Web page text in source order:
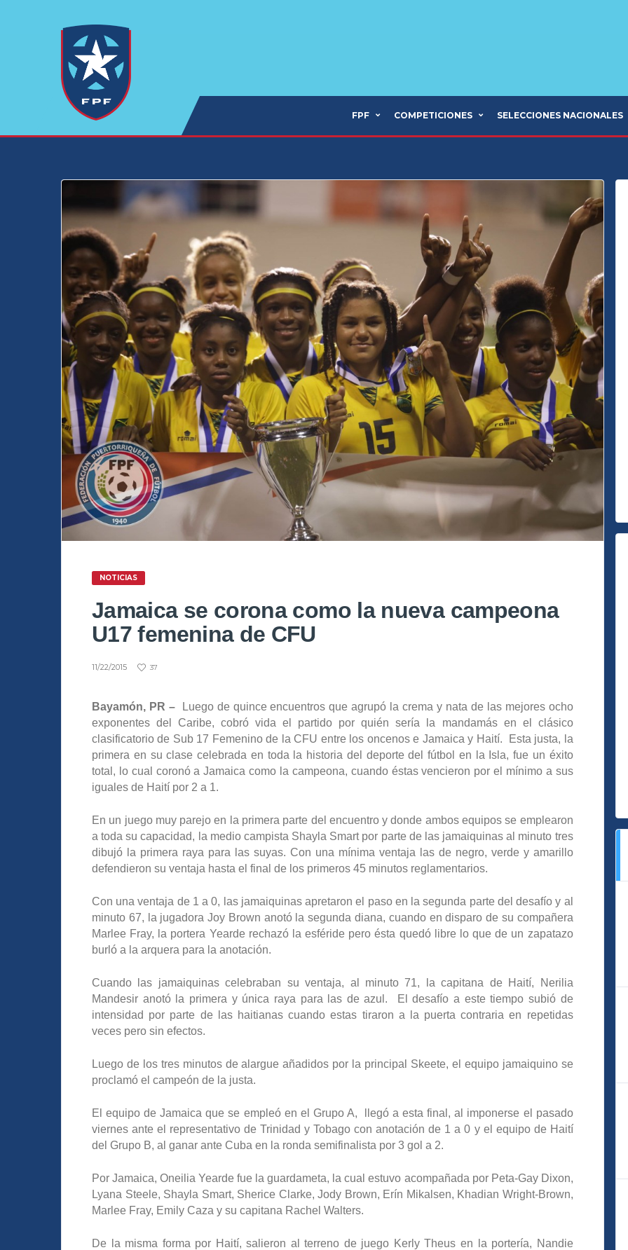
FPF COMPETICIONES SELECCIONES NACIONALES
NOTICIAS
Jamaica se corona como la nueva campeona
U17 femenina de CFU
11/22/2015 37
Bayamón, PR –Luego de quince encuentros que agrupó la crema y nata de las mejores ocho
exponentes del Caribe, cobró vida el partido por quién sería la mandamás en el clásico
clasificatorio de Sub 17 Femenino de la CFU entre los oncenos e Jamaica y Haití. Esta justa, la
primera en su clase celebrada en toda la historia del deporte del fútbol en la Isla, fue un éxito
total, lo cual coronó a Jamaica como la campeona, cuando éstas vencieron por el mínimo a sus
iguales de Haití por 2 a 1.
En un juego muy parejo en la primera parte del encuentro y donde ambos equipos se emplearon
a toda su capacidad, la medio campista Shayla Smart por parte de las jamaiquinas al minuto tres
dibujó la primera raya para las suyas. Con una mínima ventaja las de negro, verde y amarillo
defendieron su ventaja hasta el final de los primeros 45 minutos reglamentarios.
Con una ventaja de 1 a 0, las jamaiquinas apretaron el paso en la segunda parte del desafío y al
minuto 67, la jugadora Joy Brown anotó la segunda diana, cuando en disparo de su compañera
Marlee Fray, la portera Yearde rechazó la esféride pero ésta quedó libre lo que de un zapatazo
burló a la arquera para la anotación.
Cuando las jamaiquinas celebraban su ventaja, al minuto 71, la capitana de Haití, Nerilia
Mandesir anotó la primera y única raya para las de azul. El desafío a este tiempo subió de
intensidad por parte de las haitianas cuando estas tiraron a la puerta contraria en repetidas
veces pero sin efectos.
Luego de los tres minutos de alargue añadidos por la principal Skeete, el equipo jamaiquino se
proclamó el campeón de la justa.
El equipo de Jamaica que se empleó en el Grupo A, llegó a esta final, al imponerse el pasado
viernes ante el representativo de Trinidad y Tobago con anotación de 1 a 0 y el equipo de Haití
del Grupo B, al ganar ante Cuba en la ronda semifinalista por 3 gol a 2.
Por Jamaica, Oneilia Yearde fue la guardameta, la cual estuvo acompañada por Peta-Gay Dixon,
Lyana Steele, Shayla Smart, Sherice Clarke, Jody Brown, Erín Mikalsen, Khadian Wright-Brown,
Marlee Fray, Emily Caza y su capitana Rachel Walters.
De la misma forma por Haití, salieron al terreno de juego Kerly Theus en la portería, Nandie